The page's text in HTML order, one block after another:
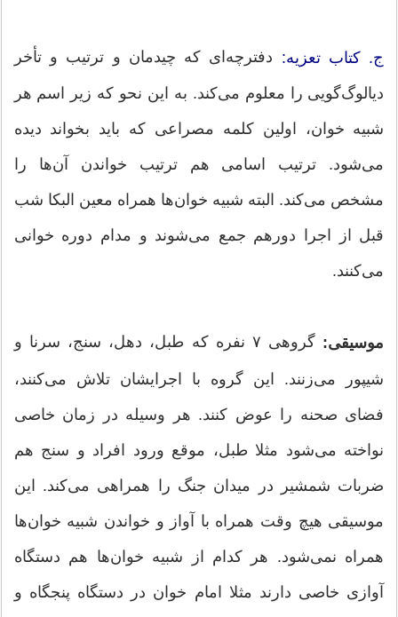
ج. کتاب تعزیه: دفترچه‌ای که چیدمان و ترتیب و تأخر
دیالوگ‌گویی را معلوم می‌کند. به این نحو که زیر اسم هر
شبیه خوان، اولین کلمه مصراعی که باید بخواند دیده
می‌شود. ترتیب اسامی هم ترتیب خواندن آن‌ها را
مشخص می‌کند. البته شبیه خوان‌ها همراه معین البکا شب
قبل از اجرا دورهم جمع می‌شوند و مدام دوره خوانی
می‌کنند.
موسیقی: گروهی ۷ نفره که طبل، دهل، سنج، سرنا و
شیپور می‌زنند. این گروه با اجرایشان تلاش می‌کنند،
فضای صحنه را عوض کنند. هر وسیله در زمان خاصی
نواخته می‌شود مثلا طبل، موقع ورود افراد و سنج هم
ضربات شمشیر در میدان جنگ را همراهی می‌کند. این
موسیقی هیچ وقت همراه با آواز و خواندن شبیه خوان‌ها
همراه نمی‌شود. هر کدام از شبیه خوان‌ها هم دستگاه
آوازی خاصی دارند مثلا امام خوان در دستگاه پنجگاه و